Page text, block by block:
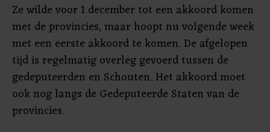
Ze wilde voor 1 december tot een akkoord komen
met de provincies, maar hoopt nu volgende week
met een eerste akkoord te komen. De afgelopen
tijd is regelmatig overleg gevoerd tussen de
gedeputeerden en Schouten. Het akkoord moet
ook nog langs de Gedeputeerde Staten van de
provincies.